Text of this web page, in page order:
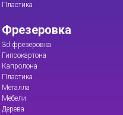
Пластика
Фрезеровка
3d фрезеровка
Гипсокартона
Капролона
Пластика
Металла
Мебели
Дерева